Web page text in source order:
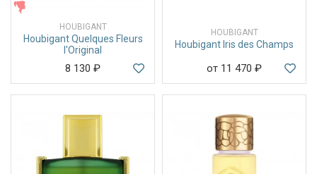
HOUBIGANT
Houbigant Quelques Fleurs
l'Original
8 130 ₽
HOUBIGANT
Houbigant Iris des Champs
от 11 470 ₽